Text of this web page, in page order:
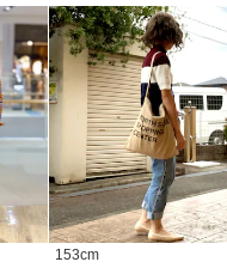
153cm